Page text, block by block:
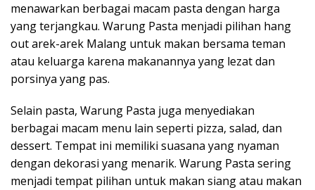
menawarkan berbagai macam pasta dengan harga
yang terjangkau. Warung Pasta menjadi pilihan hang
out arek-arek Malang untuk makan bersama teman
atau keluarga karena makanannya yang lezat dan
porsinya yang pas.
Selain pasta, Warung Pasta juga menyediakan
berbagai macam menu lain seperti pizza, salad, dan
dessert. Tempat ini memiliki suasana yang nyaman
dengan dekorasi yang menarik. Warung Pasta sering
menjadi tempat pilihan untuk makan siang atau makan